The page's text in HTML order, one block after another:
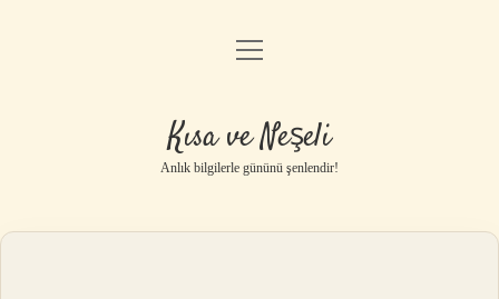
Anasayfa
Yasal Uyarı
menüyü
Kısa ve Neşeli
Anlık bilgilerle gününü şenlendir!